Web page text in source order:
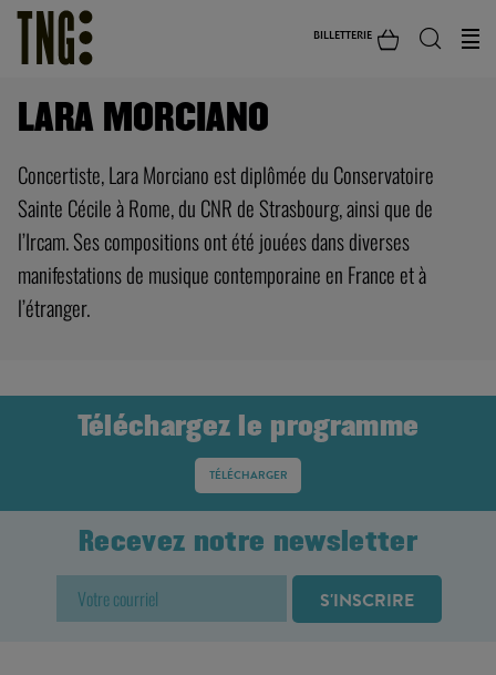
BILLETTERIE
LARA MORCIANO
Concertiste, Lara Morciano est diplômée du Conservatoire
Sainte Cécile à Rome, du CNR de Strasbourg, ainsi que de
l’Ircam. Ses compositions ont été jouées dans diverses
manifestations de musique contemporaine en France et à
l’étranger.
Téléchargez le programme
TÉLÉCHARGER
Recevez notre newsletter